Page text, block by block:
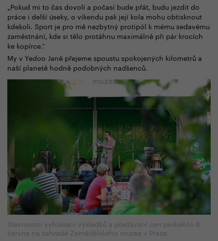
„Pokud mi to čas dovolí a počasí bude přát, budu jezdit do
práce i delší úseky, o víkendu pak její kola mohu obtisknout
kdekoli. Sport je pro mě nezbytný protipól k mému sedavému
zaměstnání, kde si tělo protáhnu maximálně při pár krocích
ke kopírce.“
My v Yedoo Janě přejeme spoustu spokojených kilometrů a
naší planetě hodně podobných nadšenců.
Slavnostní vyhlášení výsledků a předávání cen proběhlo 8.
června na zahradě Zemědělského muzea v Praze.